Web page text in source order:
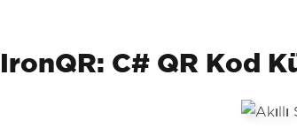
IronQR: C# QR Kod